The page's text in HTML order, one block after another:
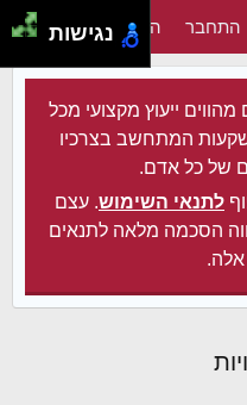
התחבר הירשם
ייעוץ מקצועי מכל
המתחשב בצרכיו
של כל אדם.
לתנאי השימוש. עצם
הסכמה מלאה לתנאים
אלה.
נגישות